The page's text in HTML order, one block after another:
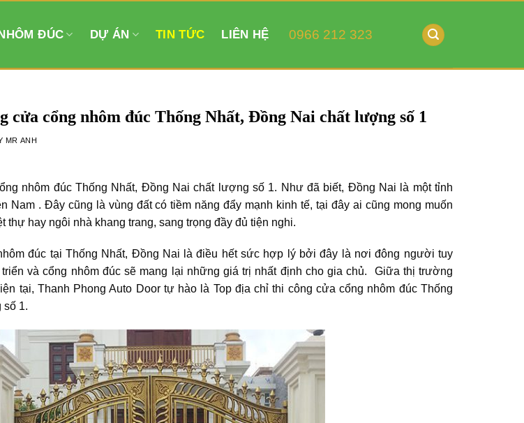
ĐÚC DỰ ÁN TIN TỨC LIÊN HỆ 0966 212 323
cửa cổng nhôm đúc Thống Nhất, Đồng Nai chất lượng số 1
MR ANH
nhôm đúc Thống Nhất, Đồng Nai chất lượng số 1. Như đã biết, Đồng Nai là một tỉnh
Nam . Đây cũng là vùng đất có tiềm năng đẩy mạnh kinh tế, tại đây ai cũng mong muốn
hay ngôi nhà khang trang, sang trọng đầy đủ tiện nghi.
đúc tại Thống Nhất, Đồng Nai là điều hết sức hợp lý bởi đây là nơi đông người tuy
và cổng nhôm đúc sẽ mang lại những giá trị nhất định cho gia chủ. Giữa thị trường
tại, Thanh Phong Auto Door tự hào là Top địa chỉ thi công cửa cổng nhôm đúc Thống
số 1.